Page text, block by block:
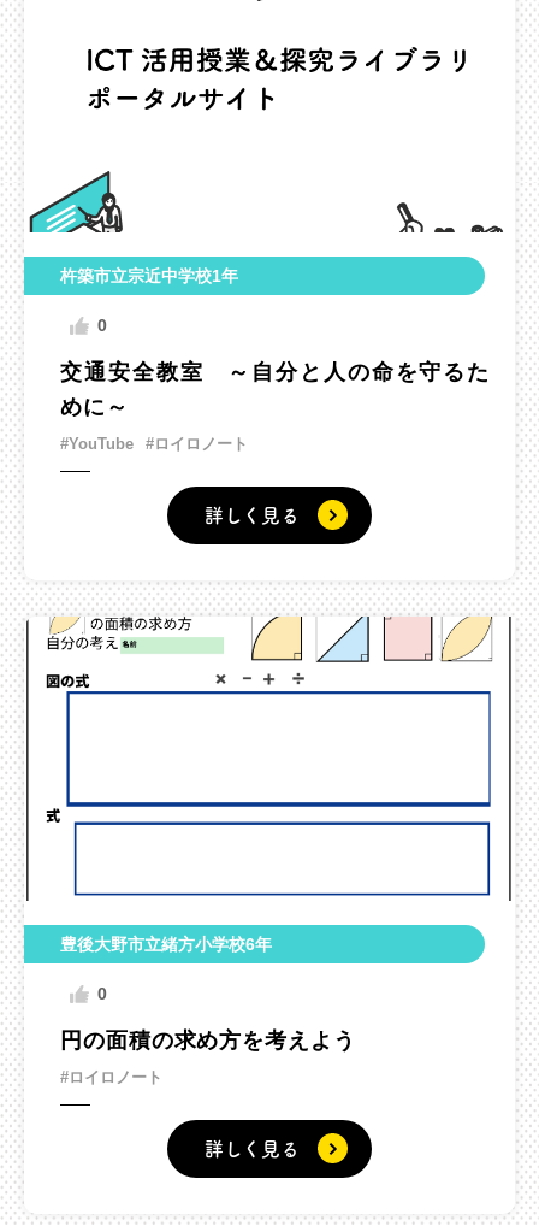
杵築市立宗近中学校1年
0
交通安全教室 ～自分と人の命を守るた
めに～
#YouTube #ロイロノート
詳しく見る
豊後大野市立緒方小学校6年
0
円の面積の求め方を考えよう
#ロイロノート
詳しく見る